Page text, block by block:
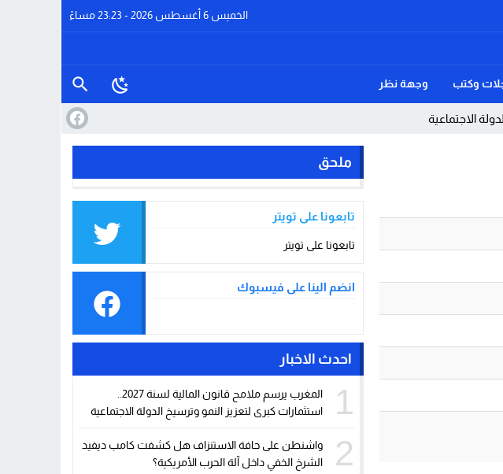
الخميس 6 أغسطس 2026 - 23:23 مساءً
وكتب وجهة نظر
بدون رخصة
برلماني ينتظر جوابا وحلولا
ملحق
تابعونا على تويتر
تابعونا على تويتر
انضم الينا على فيسبوك
احدث الاخبار
1
استثمارات كبرى لتعزيز النمو وترسيخ الدولة الاجتماعية
2
واشنطن على حافة الاستنزاف هل كشفت كامب ديفيد
الشرخ الخفي داخل آلة الحرب الأمريكية؟